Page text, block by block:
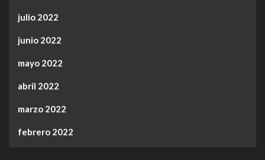
julio 2022
junio 2022
mayo 2022
abril 2022
marzo 2022
febrero 2022